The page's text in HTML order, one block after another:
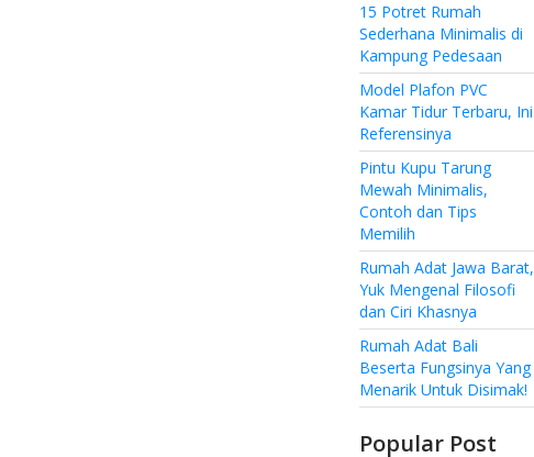
15 Potret Rumah
Sederhana Minimalis di
Kampung Pedesaan
Model Plafon PVC
Kamar Tidur Terbaru, Ini
Referensinya
Pintu Kupu Tarung
Mewah Minimalis,
Contoh dan Tips
Memilih
Rumah Adat Jawa Barat,
Yuk Mengenal Filosofi
dan Ciri Khasnya
Rumah Adat Bali
Beserta Fungsinya Yang
Menarik Untuk Disimak!
Popular Post